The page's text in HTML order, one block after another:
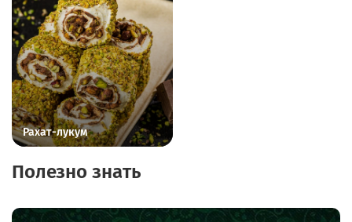
Рахат-лукум
Полезно знать